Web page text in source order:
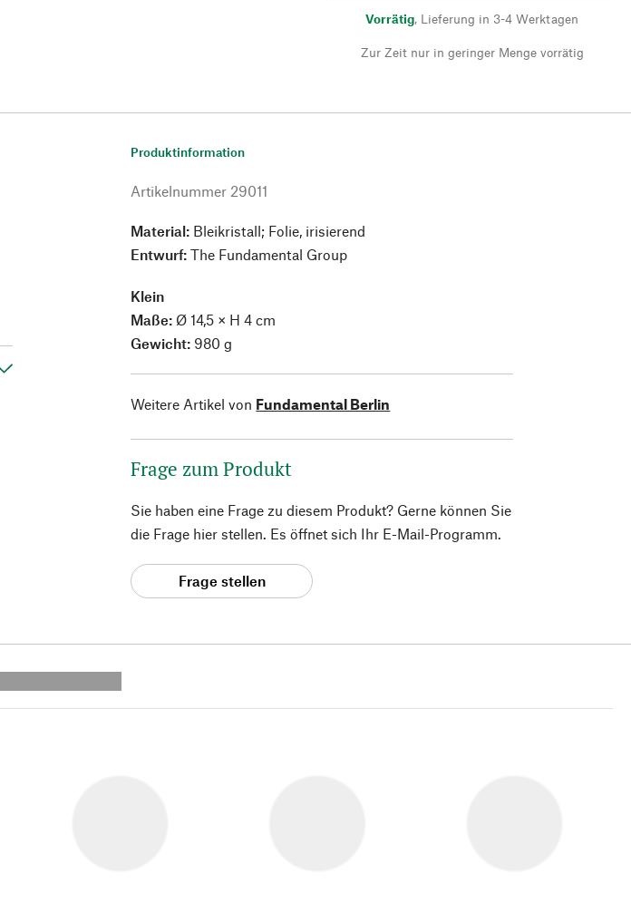
Vorrätig, Lieferung in 3-4 Werktagen
Zur Zeit nur in geringer Menge vorrätig
Produktinformation
Artikelnummer 29011
Material: Bleikristall; Folie, irisierend
Entwurf:The Fundamental Group
Klein
Maße: Ø 14,5 × H 4 cm
Gewicht: 980 g
Weitere Artikel von Fundamental Berlin
Frage zum Produkt
Sie haben eine Frage zu diesem Produkt? Gerne können Sie
die Frage hier stellen. Es öffnet sich Ihr E-Mail-Programm.
Frage stellen